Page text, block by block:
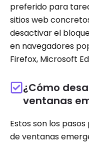
preferido para
sitios web
desactivar el
en navegadores
Firefox, Microsoft
¿Cómo
ventanas
Estos son los
de ventanas